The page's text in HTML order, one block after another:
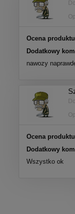
Ocena
Dodatkowy
nawozy
Ocena
Dodatkowy
Wszystko ok